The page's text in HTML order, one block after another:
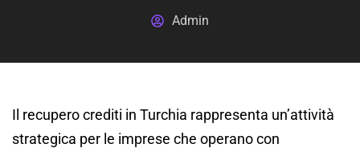
Admin
Il recupero crediti in Turchia rappresenta un’attività
strategica per le imprese che operano con